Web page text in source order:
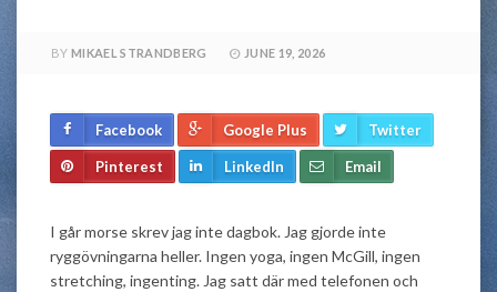
BY MIKAEL STRANDBERG JUNE 19, 2026
Facebook Google Plus Twitter
Pinterest LinkedIn Email
I går morse skrev jag inte dagbok. Jag gjorde inte
ryggövningarna heller. Ingen yoga, ingen McGill, ingen
stretching, ingenting. Jag satt där med telefonen och